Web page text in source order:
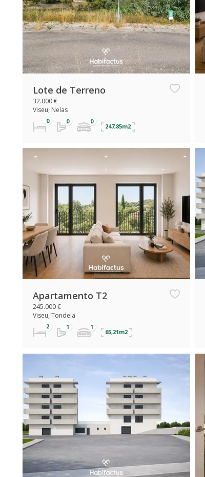
Lote de Terreno
32.000 €
Viseu, Nelas
247,85m2
Apartamento T2
245.000 €
Viseu, Tondela
65,21m2